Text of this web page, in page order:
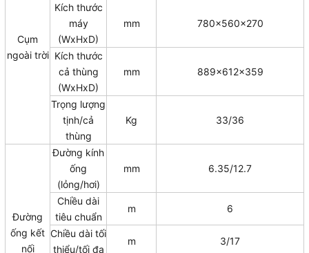
Cụm
ngoài trời
Kích thước
máy
(WxHxD)
mm 780x560x270
Kích thước
cả thùng
(WxHxD)
mm 889x612x359
Trọng lượng
tịnh/cả
thùng
Kg 33/36
Đường
ống kết
nối
Đường kính
ống
(lỏng/hơi)
mm 6.35/12.7
Chiều dài
tiêu chuẩn
m 6
Chiều dài tối
thiểu/tối đa
m 3/17